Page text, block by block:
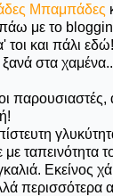
Μπαμπάδες
με το
και πάλι
στα
παρουσιαστές,
ταπεινότητα
Εκείνος
περισσότερα